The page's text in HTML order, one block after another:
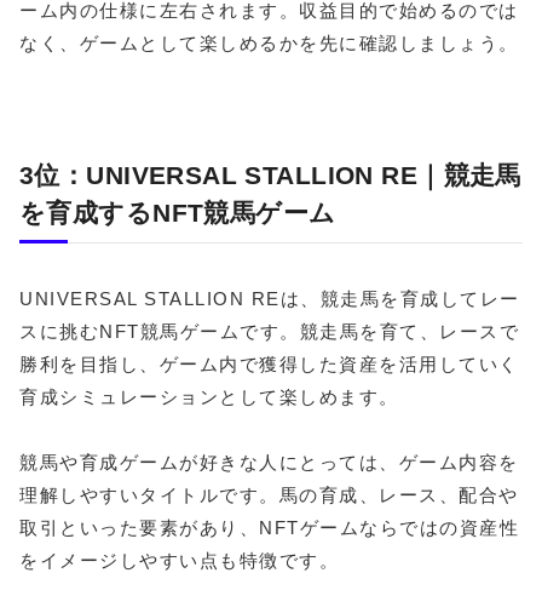
ーム内の仕様に左右されます。収益目的で始めるのでは
なく、ゲームとして楽しめるかを先に確認しましょう。
3位：UNIVERSAL STALLION RE｜競走馬
を育成するNFT競馬ゲーム
UNIVERSAL STALLION REは、競走馬を育成してレー
スに挑むNFT競馬ゲームです。競走馬を育て、レースで
勝利を目指し、ゲーム内で獲得した資産を活用していく
育成シミュレーションとして楽しめます。
競馬や育成ゲームが好きな人にとっては、ゲーム内容を
理解しやすいタイトルです。馬の育成、レース、配合や
取引といった要素があり、NFTゲームならではの資産性
をイメージしやすい点も特徴です。